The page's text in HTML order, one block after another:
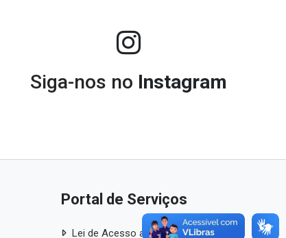
Siga-nos no Instagram
Portal de Serviços
Lei de Acesso a Informação